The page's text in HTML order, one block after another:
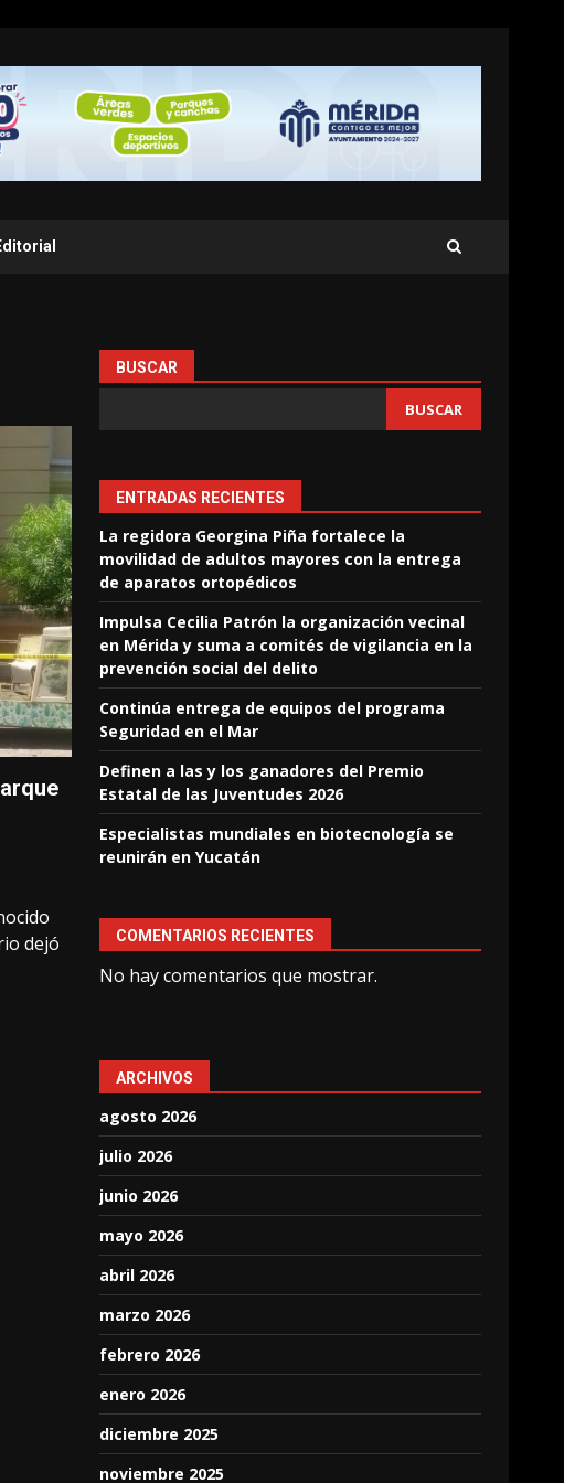
dejó
BUSCAR
BUSCAR
ENTRADAS RECIENTES
La regidora Georgina Piña fortalece la
movilidad de adultos mayores con la entrega
de aparatos ortopédicos
Impulsa Cecilia Patrón la organización vecinal
en Mérida y suma a comités de vigilancia en la
prevención social del delito
Continúa entrega de equipos del programa
Seguridad en el Mar
Definen a las y los ganadores del Premio
Estatal de las Juventudes 2026
Especialistas mundiales en biotecnología se
reunirán en Yucatán
COMENTARIOS RECIENTES
No hay comentarios que mostrar.
ARCHIVOS
agosto 2026
julio 2026
junio 2026
mayo 2026
abril 2026
marzo 2026
febrero 2026
enero 2026
diciembre 2025
noviembre 2025